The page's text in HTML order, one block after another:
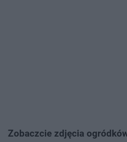
Zobaczcie zdjęcia